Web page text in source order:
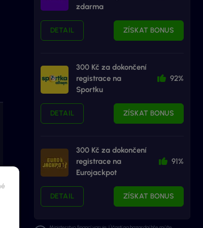
zdarma
DETAIL ZÍSKAT BONUS
300 Kč za dokončení
registrace na
Sportku
92%
DETAIL ZÍSKAT BONUS
300 Kč za dokončení
registrace na
Eurojackpot
91%
DETAIL ZÍSKAT BONUS